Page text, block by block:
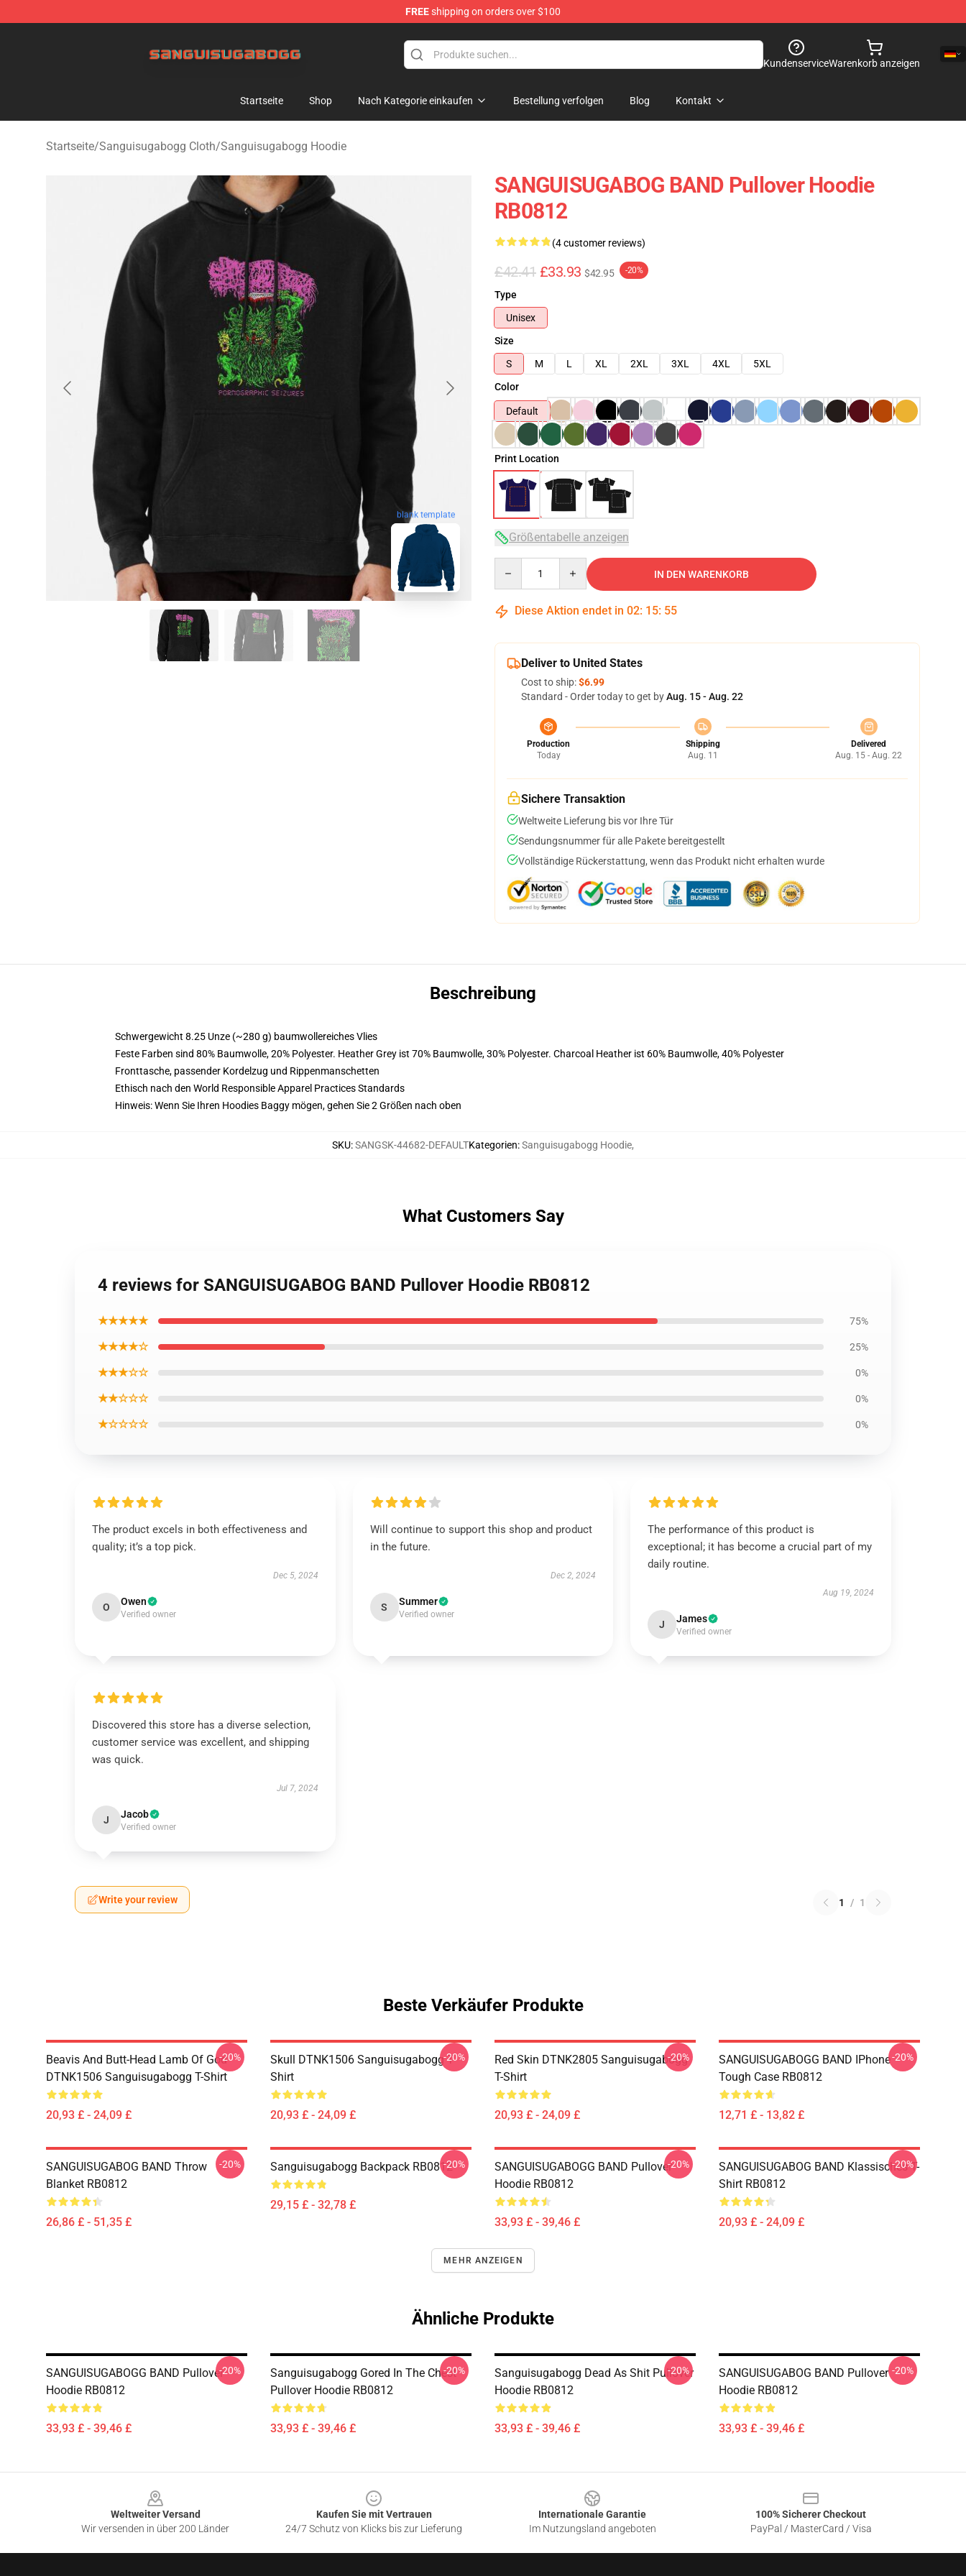
FREEshipping on orders over $100
KundenserviceWarenkorb anzeigen
Startseite Shop Nach Kategorie einkaufen Bestellung verfolgen Blog Kontakt
Startseite/Sanguisugabogg Cloth/Sanguisugabogg Hoodie
blank template
SANGUISUGABOG BAND Pullover Hoodie
RB0812
(4 customer reviews)
£42.41 £33.93 $42.95 -20%
Type
Unisex
Size
S
M L XL 2XL 3XL 4XL
5XL
Color
Default
Print Location
Größentabelle anzeigen
IN DEN WARENKORB
Diese Aktion endet in 02: 15: 54
Deliver to United States
Cost to ship:$6.99
Standard - Order today to get byAug. 15 - Aug. 22
Production
Today
Shipping
Aug. 11
Delivered
Aug. 15 - Aug. 22
Sichere Transaktion
Weltweite Lieferung bis vor Ihre Tür
Sendungsnummer für alle Pakete bereitgestellt
Vollständige Rückerstattung, wenn das Produkt nicht erhalten wurde
Beschreibung
Schwergewicht 8.25 Unze (~280 g) baumwollereiches Vlies
Feste Farben sind 80% Baumwolle, 20% Polyester. Heather Grey ist 70% Baumwolle, 30% Polyester. Charcoal Heather ist 60% Baumwolle, 40% Polyester
Fronttasche, passender Kordelzug und Rippenmanschetten
Ethisch nach den World Responsible Apparel Practices Standards
Hinweis: Wenn Sie Ihren Hoodies Baggy mögen, gehen Sie 2 Größen nach oben
SKU:SANGSK-44682-DEFAULTKategorien:Sanguisugabogg Hoodie,
What Customers Say
4 reviews for SANGUISUGABOG BAND Pullover Hoodie RB0812
★★★★★ 75%
★★★★☆ 25%
★★★☆☆ 0%
★★☆☆☆ 0%
★☆☆☆☆ 0%
The product excels in both effectiveness and
quality; it’s a top pick.
Dec 5, 2024
O Owen
Verified owner
Will continue to support this shop and product
in the future.
Dec 2, 2024
S Summer
Verified owner
The performance of this product is
exceptional; it has become a crucial part of my
daily routine.
Aug 19, 2024
J James
Verified owner
Discovered this store has a diverse selection,
customer service was excellent, and shipping
was quick.
Jul 7, 2024
J Jacob
Verified owner
Write your review 1 / 1
Beste Verkäufer Produkte
Beavis And Butt-Head Lamb Of God
DTNK1506 Sanguisugabogg T-Shirt
20,93 £ - 24,09 £
-20%
Skull DTNK1506 Sanguisugabogg T-
Shirt
20,93 £ - 24,09 £
-20%
Red Skin DTNK2805 Sanguisugabogg
T-Shirt
20,93 £ - 24,09 £
-20%
SANGUISUGABOGG BAND IPhone
Tough Case RB0812
12,71 £ - 13,82 £
-20%
SANGUISUGABOG BAND Throw
Blanket RB0812
26,86 £ - 51,35 £
-20% Sanguisugabogg Backpack RB0812
29,15 £ - 32,78 £
-20%
SANGUISUGABOGG BAND Pullover
Hoodie RB0812
33,93 £ - 39,46 £
-20%
SANGUISUGABOG BAND Klassisches T-
Shirt RB0812
20,93 £ - 24,09 £
-20%
MEHR ANZEIGEN
Ähnliche Produkte
SANGUISUGABOGG BAND Pullover
Hoodie RB0812
33,93 £ - 39,46 £
-20%
Sanguisugabogg Gored In The Chest
Pullover Hoodie RB0812
33,93 £ - 39,46 £
-20%
Sanguisugabogg Dead As Shit Pullover
Hoodie RB0812
33,93 £ - 39,46 £
-20%
SANGUISUGABOG BAND Pullover
Hoodie RB0812
33,93 £ - 39,46 £
-20%
Weltweiter Versand
Wir versenden in über 200 Länder
Kaufen Sie mit Vertrauen
24/7 Schutz von Klicks bis zur Lieferung
Internationale Garantie
Im Nutzungsland angeboten
100% Sicherer Checkout
PayPal / MasterCard / Visa